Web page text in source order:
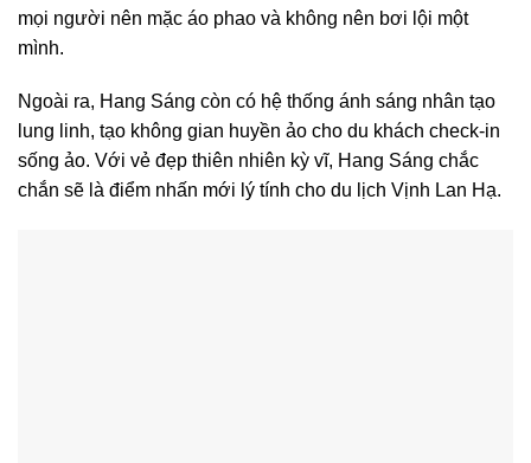
mọi người nên mặc áo phao và không nên bơi lội một
mình.
Ngoài ra, Hang Sáng còn có hệ thống ánh sáng nhân tạo
lung linh, tạo không gian huyền ảo cho du khách check-in
sống ảo. Với vẻ đẹp thiên nhiên kỳ vĩ, Hang Sáng chắc
chắn sẽ là điểm nhấn mới lý tính cho du lịch Vịnh Lan Hạ.